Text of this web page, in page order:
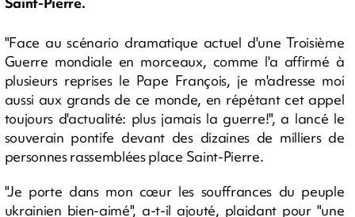
"Face au scénario dramatique actuel d'une Troisième
Guerre mondiale en morceaux, comme l'a affirmé à
plusieurs reprises le Pape François, je m'adresse moi
aussi aux grands de ce monde, en répétant cet appel
toujours d'actualité: plus jamais la guerre!", a lancé le
souverain pontife devant des dizaines de milliers de
personnes rassemblées place Saint-Pierre.
"Je porte dans mon cœur les souffrances du peuple
ukrainien bien-aimé", a-t-il ajouté, plaidant pour "une